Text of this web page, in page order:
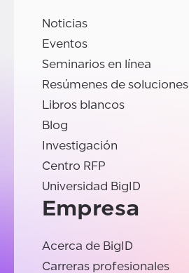
Noticias
Eventos
Seminarios en línea
Resúmenes de soluciones
Libros blancos
Blog
Investigación
Centro RFP
Universidad BigID
Empresa
Acerca de BigID
Carreras profesionales